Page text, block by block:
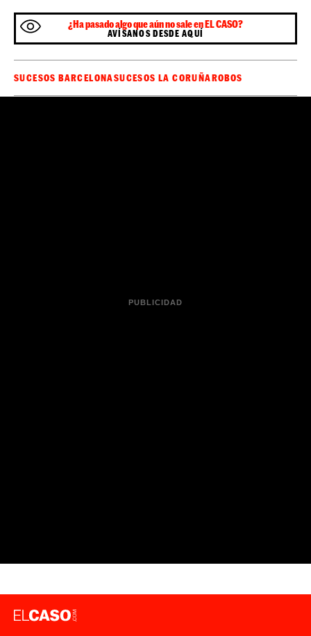
¿Ha pasado algo que aún no sale en EL CASO?
AVÍSANOS DESDE AQUÍ
SUCESOS BARCELONASUCESOS LA CORUÑAROBOS